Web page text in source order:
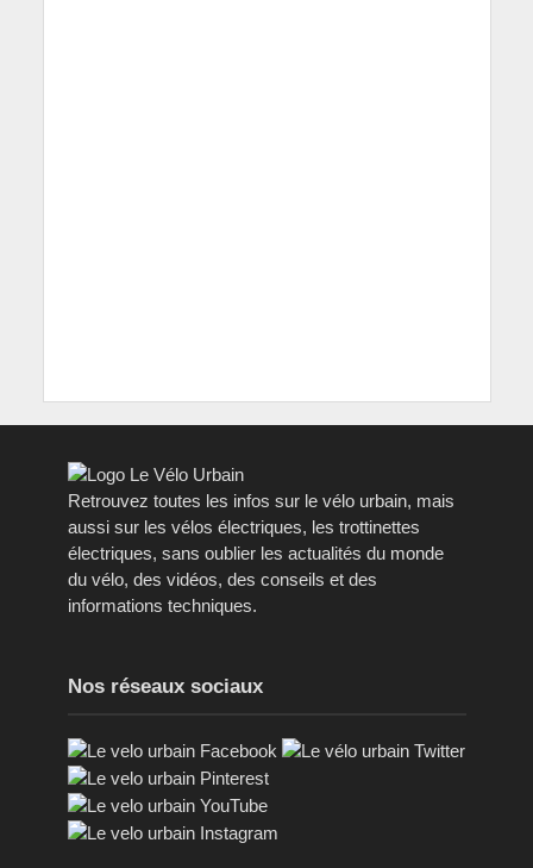
Retrouvez toutes les infos sur le vélo urbain, mais
aussi sur les vélos électriques, les trottinettes
électriques, sans oublier les actualités du monde
du vélo, des vidéos, des conseils et des
informations techniques.
Nos réseaux sociaux